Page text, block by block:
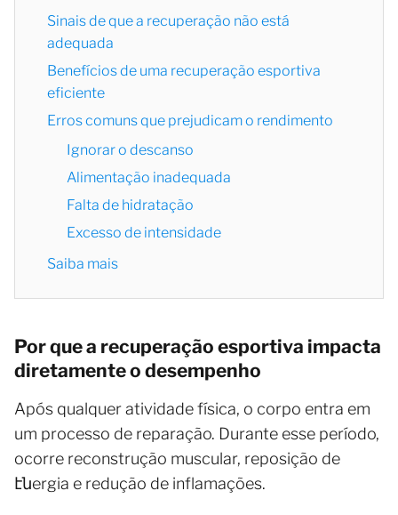
Sinais de que a recuperação não está
adequada
Benefícios de uma recuperação esportiva
eficiente
Erros comuns que prejudicam o rendimento
Ignorar o descanso
Alimentação inadequada
Falta de hidratação
Excesso de intensidade
Saiba mais
Por que a recuperação esportiva impacta
diretamente o desempenho
Após qualquer atividade física, o corpo entra em
um processo de reparação. Durante esse período,
ocorre reconstrução muscular, reposição de
էնergia e redução de inflamações.